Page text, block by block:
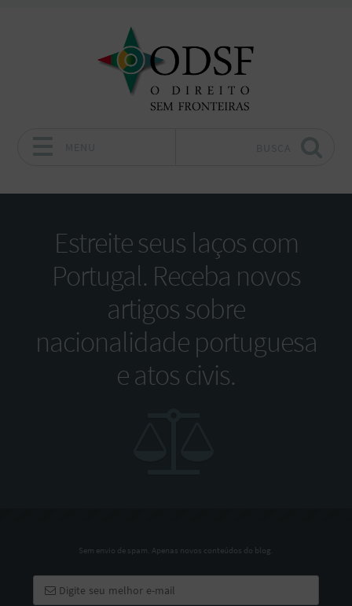
Estreite seus laços com
Portugal. Receba novos
artigos sobre
nacionalidade portuguesa
e atos civis.
Sem envio de spam. Apenas novos conteúdos do blog.